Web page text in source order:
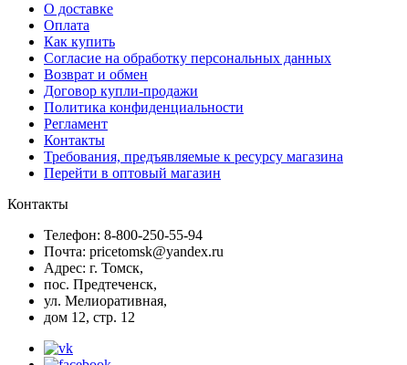
О доставке
Оплата
Как купить
Согласие на обработку персональных данных
Возврат и обмен
Договор купли-продажи
Политика конфиденциальности
Регламент
Контакты
Требования, предъявляемые к ресурсу магазина
Перейти в оптовый магазин
Контакты
Телефон: 8-800-250-55-94
Почта: pricetomsk@yandex.ru
Адрес: г. Томск,
пос. Предтеченск,
ул. Мелиоративная,
дом 12, стр. 12